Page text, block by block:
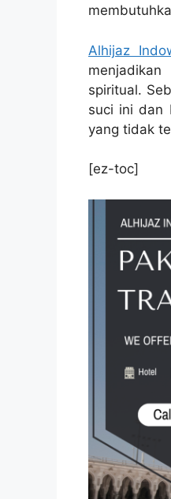
Alhijaz
spiritual.
suci ini dan
yang tidak
[ez-toc]